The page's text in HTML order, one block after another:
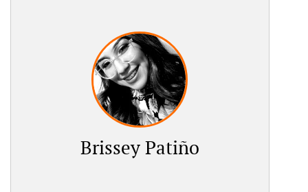
Brissey Patiño